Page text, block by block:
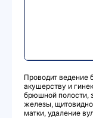
Проводит ведение
акушерству и
брюшной полости,
железы,
матки, удаление